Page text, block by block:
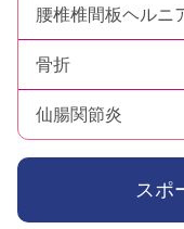
腰椎椎間板ヘルニ
骨折
仙腸関節炎
スポ